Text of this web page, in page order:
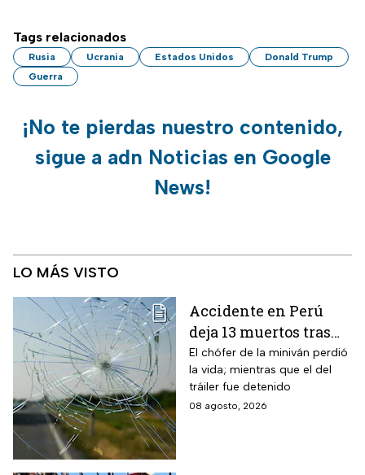
Tags relacionados
Rusia Ucrania Estados Unidos
Donald Trump
Guerra
¡No te pierdas nuestro contenido,
sigue a adn Noticias en Google
News!
LO MÁS VISTO
Accidente en Perú
deja 13 muertos tras
choque entre una
miniván y un tráiler
El chófer de la miniván perdió
la vida; mientras que el del
tráiler fue detenido
08 agosto, 2026